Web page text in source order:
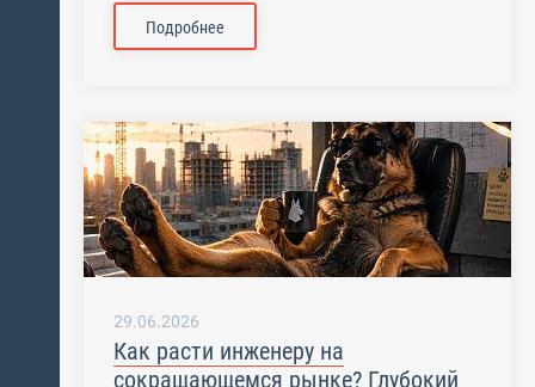
Подробнее
29.06.2026
Как расти инженеру на
сокращающемся рынке? Глубокий